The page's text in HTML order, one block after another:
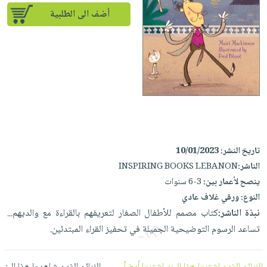
إختياراتنا
كتب
أكاديمية
صندوق
القراءة
English
iKitab
بلا
حدود
أسئلة
يتكرر
على
Android
تحميل
iKitab
على
Apple
أسئلة
يتكرر
طرحها
تحميل
masmu3
على
على
Apple
المواضيع
الأكثر
مبيعاً
وسائل
تعليمية
تعليمية
الصحة
والعناية
الشخصية
جديد
العناية
الشخصية
العناية
وتصفيف
الشعر
العناية
بالجسم
والسفرة
جديد
الكل
أواني
الطهي
أدوات
متجر
الهدايا
أضف الى الطلبية
تاريخ النشر:10/01/2023
الناشر:INSPIRING BOOKS LEBANON
ينصح لأعمار بين:3-6 سنوات
النوع:ورقي غلاف عادي
نبذة الناشر:كتاب مصمم للأطفال الصغار لتعريفهم بالقراءة مع والديهم...
تساعد الرسوم التوضيحية الجميلة في تحفيز القراء المبتدئين.